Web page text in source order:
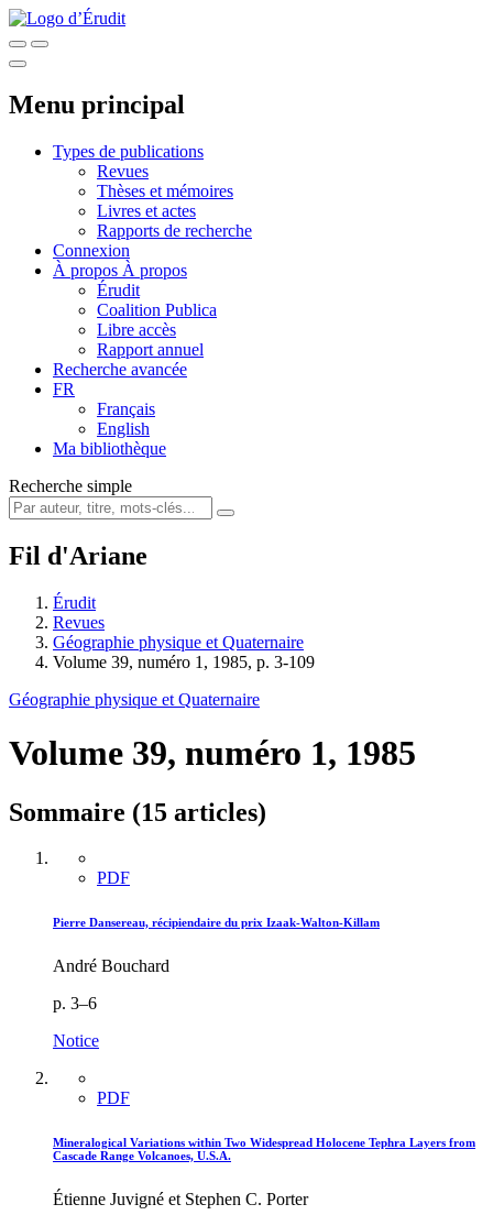
Menu principal
Types de publications
Revues
Thèses et mémoires
Livres et actes
Rapports de recherche
Connexion
À propos À propos
Érudit
Coalition Publica
Libre accès
Rapport annuel
Recherche avancée
FR
Français
English
Ma bibliothèque
Recherche simple
Fil d'Ariane
Érudit
Revues
Géographie physique et Quaternaire
Volume 39, numéro 1, 1985, p. 3-109
Géographie physique et Quaternaire
Volume 39, numéro 1, 1985
Sommaire (15 articles)
PDF
Pierre Dansereau, récipiendaire du prix Izaak-Walton-Killam
André Bouchard
p. 3–6
Notice
PDF
Mineralogical Variations within Two Widespread Holocene Tephra Layers from
Cascade Range Volcanoes, U.S.A.
Étienne Juvigné et Stephen C. Porter